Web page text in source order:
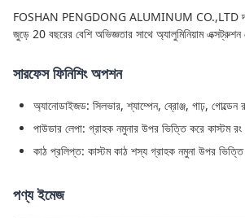
FOSHAN PENGDONG ALUMINUM CO.,LTD
জুড়ে 20 বছরের বেশি অভিজ্ঞতার সাথে অ্যালুমিনিয়াম এক্সট্রুশন
সারফেস ফিনিশিং অপশন
অ্যানোডাইজড: সিলভার, শ্যাম্পেন, ব্রোঞ্জ, গাঢ়, গোল্ডেন
পাউডার লেপা: গ্রাহক নমুনার উপর ভিত্তি করে কাস্টম রং
কাঠ প্রলিপ্ত: কাস্টম কাঠ শস্য গ্রাহক নমুনা উপর
পণ্য ইমেজ